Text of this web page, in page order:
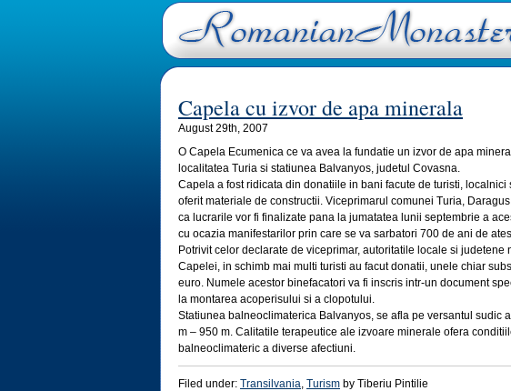
Capela cu izvor de apa minerala
August 29th, 2007
O Capela Ecumenica ce va avea la fundatie un izvor de apa
localitatea Turia si statiunea Balvanyos, judetul Covasna.
Capela a fost ridicata din donatiile in bani facute de turisti, localnici
oferit materiale de constructii. Viceprimarul comunei Turia,
ca lucrarile vor fi finalizate pana la jumatatea lunii septembrie a
cu ocazia manifestarilor prin care se va sarbatori 700 de ani de
Potrivit celor declarate de viceprimar, autoritatile locale si
Capelei, in schimb mai multi turisti au facut donatii, unele chiar
euro. Numele acestor binefacatori va fi inscris intr-un document
la montarea acoperisului si a clopotului.
Statiunea balneoclimaterica Balvanyos, se afla pe versantul sudic
m – 950 m. Calitatile terapeutice ale izvoare minerale ofera
balneoclimateric a diverse afectiuni.
Filed under: Transilvania, Turism by Tiberiu Pintilie